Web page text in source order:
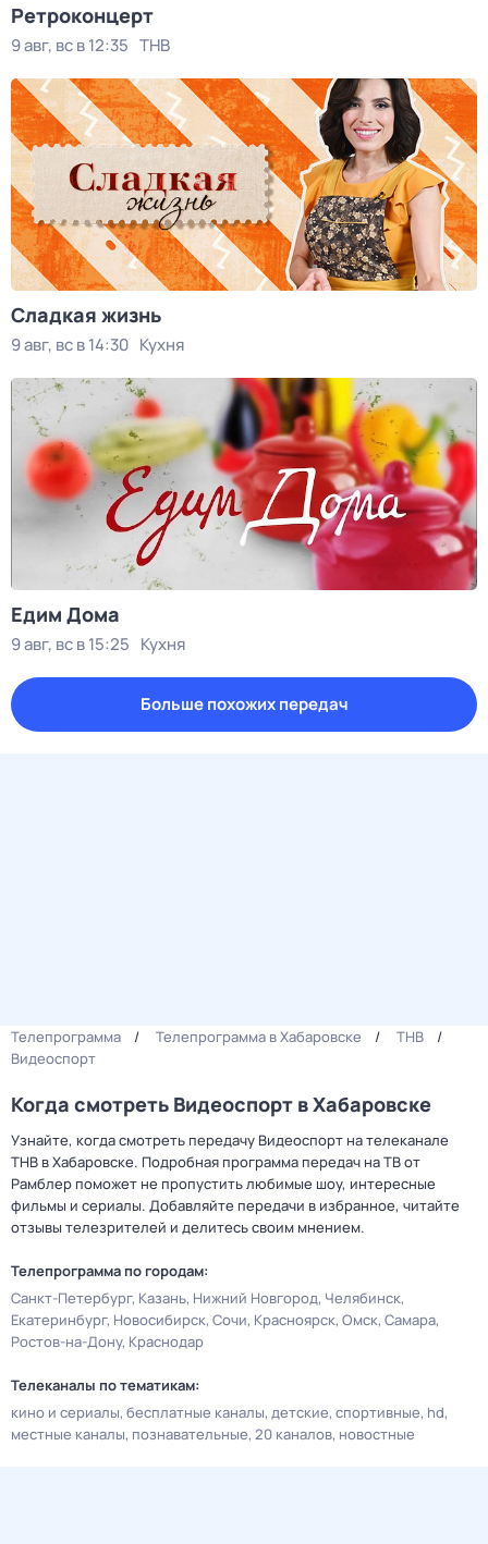
Ретроконцерт
9 авг, вс в 12:35 ТНВ
Сладкая жизнь
9 авг, вс в 14:30 Кухня
Едим Дома
9 авг, вс в 15:25 Кухня
Больше похожих передач
Телепрограмма Телепрограмма в Хабаровске
ТНВ
Видеоспорт
Когда смотреть Видеоспорт в Хабаровске
Узнайте, когда смотреть передачу Видеоспорт на телеканале
ТНВ в Хабаровске. Подробная программа передач на ТВ от
Рамблер поможет не пропустить любимые шоу, интересные
фильмы и сериалы. Добавляйте передачи в избранное, читайте
отзывы телезрителей и делитесь своим мнением.
Телепрограмма по городам:
Санкт-Петербург Казань Нижний Новгород Челябинск
Екатеринбург Новосибирск Сочи Красноярск Омск Самара
Ростов-на-Дону Краснодар
Телеканалы по тематикам:
кино и сериалы бесплатные каналы детские спортивные hd
местные каналы познавательные 20 каналов новостные